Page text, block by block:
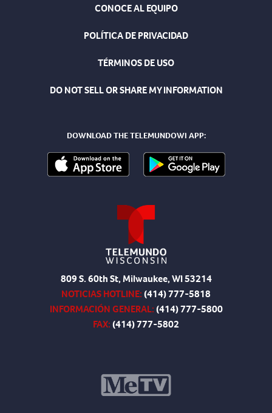
CONOCE AL EQUIPO
POLÍTICA DE PRIVACIDAD
TÉRMINOS DE USO
DO NOT SELL OR SHARE MY INFORMATION
DOWNLOAD THE TELEMUNDOWI APP:
809 S. 60th St, Milwaukee, WI 53214
NOTICIAS HOTLINE:(414) 777-5818
INFORMACIÓN GENERAL:(414) 777-5800
FAX:(414) 777-5802